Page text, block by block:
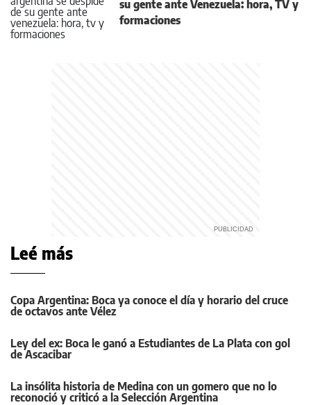
su gente ante Venezuela: hora, TV y
formaciones
Leé más
Copa Argentina: Boca ya conoce el día y horario del cruce
de octavos ante Vélez
Ley del ex: Boca le ganó a Estudiantes de La Plata con gol
de Ascacibar
La insólita historia de Medina con un gomero que no lo
reconoció y criticó a la Selección Argentina